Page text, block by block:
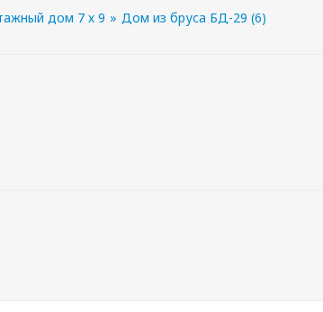
дом 7 х 9 » Дом из бруса БД-29 (6)